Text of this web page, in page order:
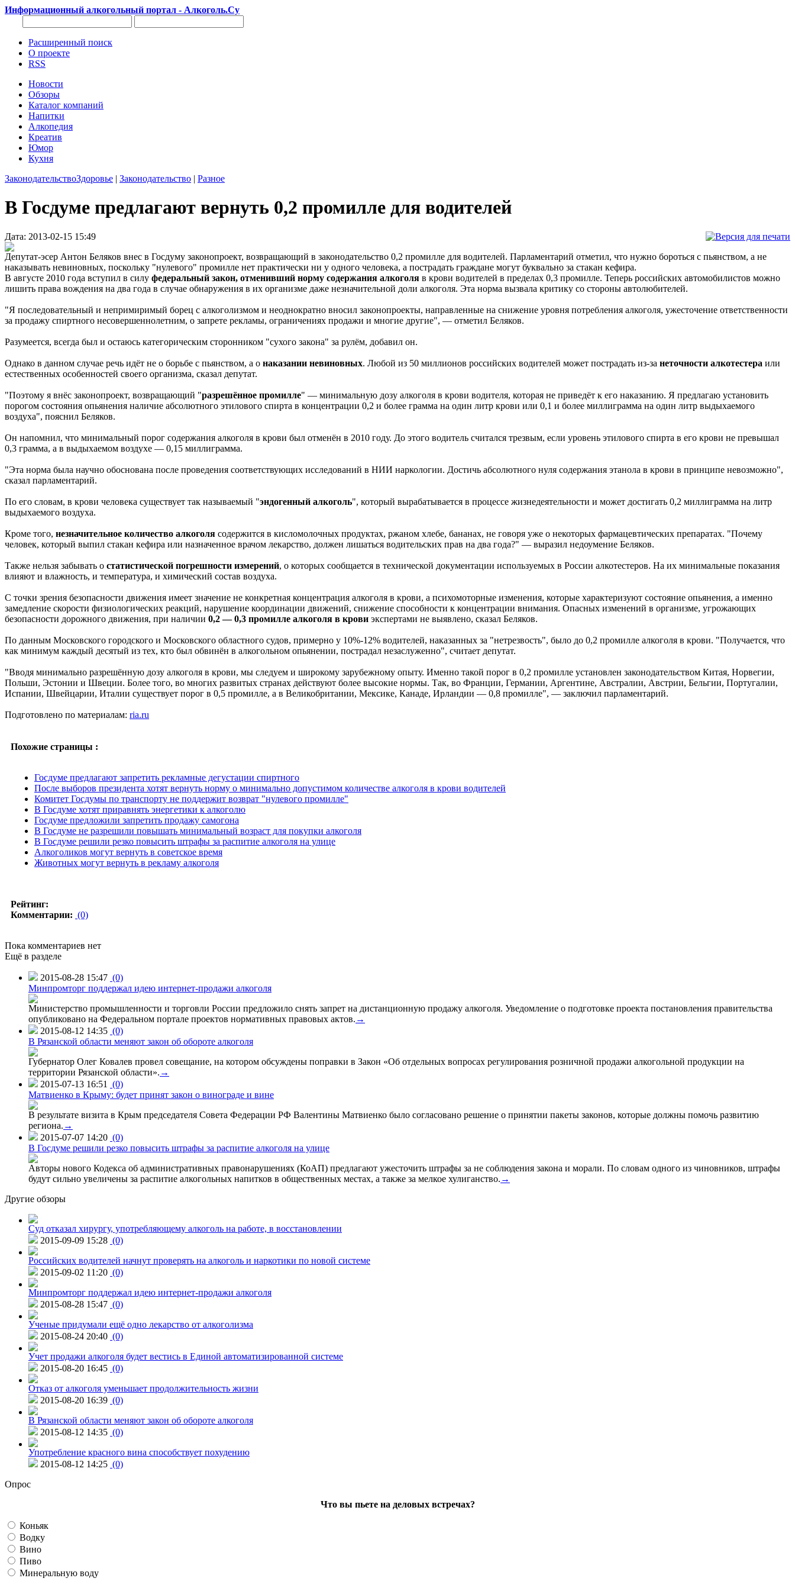
Информационный алкогольный портал - Алкоголь.Су
Расширенный поиск
О проекте
RSS
Новости
Обзоры
Каталог компаний
Напитки
Алкопедия
Креатив
Юмор
Кухня
ЗаконодательствоЗдоровье | Законодательство | Разное
В Госдуме предлагают вернуть 0,2 промилле для водителей
Дата: 2013-02-15 15:49
Депутат-эсер Антон Беляков внес в Госдуму законопроект, возвращающий в законодательство 0,2 промилле для водителей. Парламентарий отметил, что нужно бороться с пьянством, а не
наказывать невиновных, поскольку "нулевого" промилле нет практически ни у одного человека, а пострадать граждане могут буквально за стакан кефира.
В августе 2010 года вступил в силу федеральный закон, отменивший норму содержания алкоголя в крови водителей в пределах 0,3 промилле. Теперь российских автомобилистов можно
лишить права вождения на два года в случае обнаружения в их организме даже незначительной доли алкоголя. Эта норма вызвала критику со стороны автолюбителей.
"Я последовательный и непримиримый борец с алкоголизмом и неоднократно вносил законопроекты, направленные на снижение уровня потребления алкоголя, ужесточение ответственности
за продажу спиртного несовершеннолетним, о запрете рекламы, ограничениях продажи и многие другие", — отметил Беляков.
Разумеется, всегда был и остаюсь категорическим сторонником "сухого закона" за рулём, добавил он.
Однако в данном случае речь идёт не о борьбе с пьянством, а о наказании невиновных. Любой из 50 миллионов российских водителей может пострадать из-за неточности алкотестера или
естественных особенностей своего организма, сказал депутат.
"Поэтому я внёс законопроект, возвращающий "разрешённое промилле" — минимальную дозу алкоголя в крови водителя, которая не приведёт к его наказанию. Я предлагаю установить
порогом состояния опьянения наличие абсолютного этилового спирта в концентрации 0,2 и более грамма на один литр крови или 0,1 и более миллиграмма на один литр выдыхаемого
воздуха", пояснил Беляков.
Он напомнил, что минимальный порог содержания алкоголя в крови был отменён в 2010 году. До этого водитель считался трезвым, если уровень этилового спирта в его крови не превышал
0,3 грамма, а в выдыхаемом воздухе — 0,15 миллиграмма.
"Эта норма была научно обоснована после проведения соответствующих исследований в НИИ наркологии. Достичь абсолютного нуля содержания этанола в крови в принципе невозможно",
сказал парламентарий.
По его словам, в крови человека существует так называемый "эндогенный алкоголь", который вырабатывается в процессе жизнедеятельности и может достигать 0,2 миллиграмма на литр
выдыхаемого воздуха.
Кроме того, незначительное количество алкоголя содержится в кисломолочных продуктах, ржаном хлебе, бананах, не говоря уже о некоторых фармацевтических препаратах. "Почему
человек, который выпил стакан кефира или назначенное врачом лекарство, должен лишаться водительских прав на два года?" — выразил недоумение Беляков.
Также нельзя забывать о статистической погрешности измерений, о которых сообщается в технической документации используемых в России алкотестеров. На их минимальные показания
влияют и влажность, и температура, и химический состав воздуха.
С точки зрения безопасности движения имеет значение не конкретная концентрация алкоголя в крови, а психомоторные изменения, которые характеризуют состояние опьянения, а именно
замедление скорости физиологических реакций, нарушение координации движений, снижение способности к концентрации внимания. Опасных изменений в организме, угрожающих
безопасности дорожного движения, при наличии 0,2 — 0,3 промилле алкоголя в крови экспертами не выявлено, сказал Беляков.
По данным Московского городского и Московского областного судов, примерно у 10%-12% водителей, наказанных за "нетрезвость", было до 0,2 промилле алкоголя в крови. "Получается, что
как минимум каждый десятый из тех, кто был обвинён в алкогольном опьянении, пострадал незаслуженно", считает депутат.
"Вводя минимально разрешённую дозу алкоголя в крови, мы следуем и широкому зарубежному опыту. Именно такой порог в 0,2 промилле установлен законодательством Китая, Норвегии,
Польши, Эстонии и Швеции. Более того, во многих развитых странах действуют более высокие нормы. Так, во Франции, Германии, Аргентине, Австралии, Австрии, Бельгии, Португалии,
Испании, Швейцарии, Италии существует порог в 0,5 промилле, а в Великобритании, Мексике, Канаде, Ирландии — 0,8 промилле", — заключил парламентарий.
Подготовлено по материалам: ria.ru
Похожие страницы :
Госдуме предлагают запретить рекламные дегустации спиртного
После выборов президента хотят вернуть норму о минимально допустимом количестве алкоголя в крови водителей
Комитет Госдумы по транспорту не поддержит возврат "нулевого промилле"
В Госдуме хотят приравнять энергетики к алкоголю
Госдуме предложили запретить продажу самогона
В Госдуме не разрешили повышать минимальный возраст для покупки алкоголя
В Госдуме решили резко повысить штрафы за распитие алкоголя на улице
Алкоголиков могут вернуть в советское время
Животных могут вернуть в рекламу алкоголя
Рейтинг:
Комментарии: (0)
Пока комментариев нет
Ещё в разделе
2015-08-28 15:47 (0)
Минпромторг поддержал идею интернет-продажи алкоголя
Министерство промышленности и торговли России предложило снять запрет на дистанционную продажу алкоголя. Уведомление о подготовке проекта постановления правительства
опубликовано на Федеральном портале проектов нормативных правовых актов. →
2015-08-12 14:35 (0)
В Рязанской области меняют закон об обороте алкоголя
Губернатор Олег Ковалев провел совещание, на котором обсуждены поправки в Закон «Об отдельных вопросах регулирования розничной продажи алкогольной продукции на
территории Рязанской области». →
2015-07-13 16:51
(0)
Матвиенко в Крыму: будет принят закон о винограде и вине
В результате визита в Крым председателя Совета Федерации РФ Валентины Матвиенко было согласовано решение о принятии пакеты законов, которые должны помочь развитию
региона. →
2015-07-07 14:20 (0)
В Госдуме решили резко повысить штрафы за распитие алкоголя на улице
Авторы нового Кодекса об административных правонарушениях (КоАП) предлагают ужесточить штрафы за не соблюдения закона и морали. По словам одного из чиновников, штрафы
будут сильно увеличены за распитие алкогольных напитков в общественных местах, а также за мелкое хулиганство. →
Другие обзоры
Суд отказал хирургу, употребляющему алкоголь на работе, в восстановлении
2015-09-09 15:28 (0)
Российских водителей начнут проверять на алкоголь и наркотики по новой системе
2015-09-02 11:20 (0)
Минпромторг поддержал идею интернет-продажи алкоголя
2015-08-28 15:47 (0)
Ученые придумали ещё одно лекарство от алкоголизма
2015-08-24 20:40 (0)
Учет продажи алкоголя будет вестись в Единой автоматизированной системе
2015-08-20 16:45 (0)
Отказ от алкоголя уменьшает продолжительность жизни
2015-08-20 16:39 (0)
В Рязанской области меняют закон об обороте алкоголя
2015-08-12 14:35 (0)
Употребление красного вина способствует похудению
2015-08-12 14:25 (0)
Опрос
Что вы пьете на деловых встречах?
Коньяк
Водку
Вино
Пиво
Минеральную воду